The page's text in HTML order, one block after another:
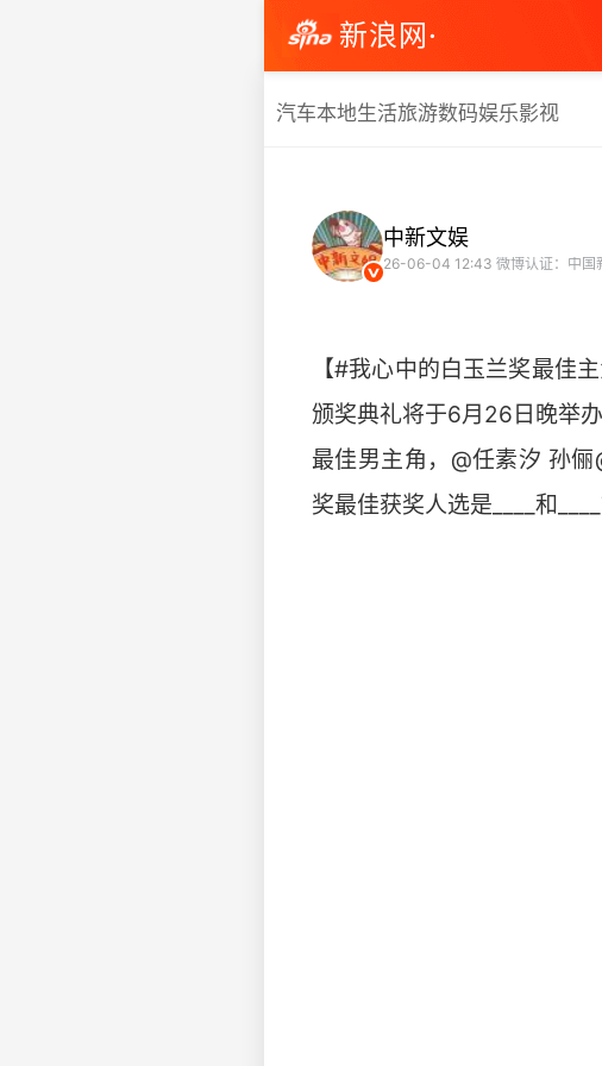
新浪网·
汽车本地生活旅游数码娱乐影视
中新文娱
26-06-04 12:43 微博认证：中国
【#我心中的白玉兰奖最佳
颁奖典礼将于6月26日晚举
最佳男主角，@任素汐 孙
奖最佳获奖人选是____和